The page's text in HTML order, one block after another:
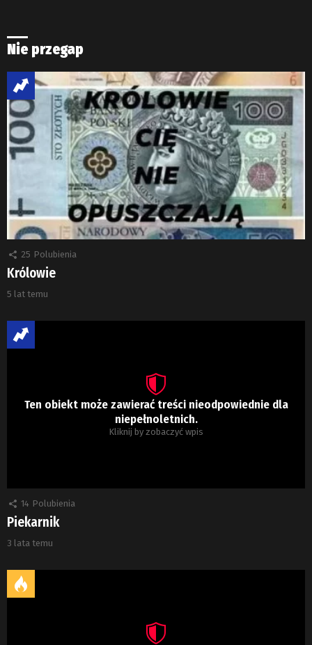
Nie przegap
25 Polubienia
Królowie
5 lat temu
Ten obiekt może zawierać treści nieodpowiednie dla
niepełnoletnich.
Kliknij by zobaczyć wpis
14 Polubienia
Piekarnik
3 lata temu